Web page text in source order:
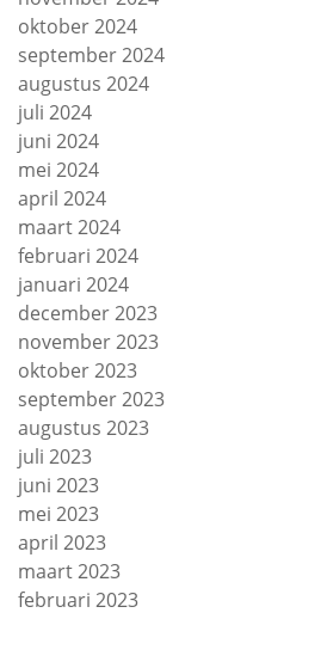
oktober 2024
september 2024
augustus 2024
juli 2024
juni 2024
mei 2024
april 2024
maart 2024
februari 2024
januari 2024
december 2023
november 2023
oktober 2023
september 2023
augustus 2023
juli 2023
juni 2023
mei 2023
april 2023
maart 2023
februari 2023